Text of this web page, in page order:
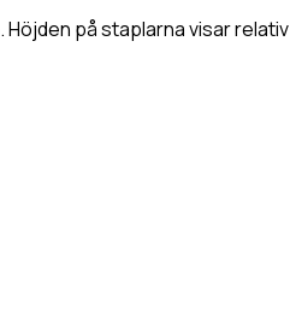
. Höjden på staplarna visar relativ